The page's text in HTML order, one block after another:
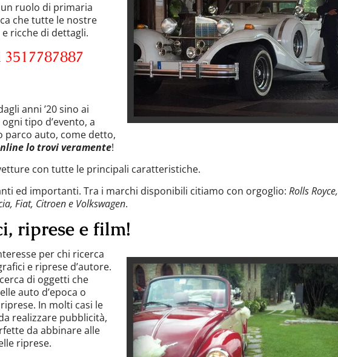
ruolo di primaria
che tutte le nostre
ricche di dettagli.
3517787887
anni ’20 sino ai
tipo d’evento, a
parco auto, come detto,
lo trovi veramente!
con tutte le principali caratteristiche.
ed importanti. Tra i marchi disponibili citiamo con orgoglio:Rolls Royce,
Fiat, Citroen e Volkswagen.
riprese e film!
per chi ricerca
e riprese d’autore.
di oggetti che
auto d’epoca o
In molti casi le
realizzare pubblicità,
da abbinare alle
riprese.